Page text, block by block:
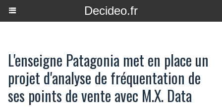
Decideo.fr
L'enseigne Patagonia met en place un
projet d'analyse de fréquentation de
ses points de vente avec M.X. Data